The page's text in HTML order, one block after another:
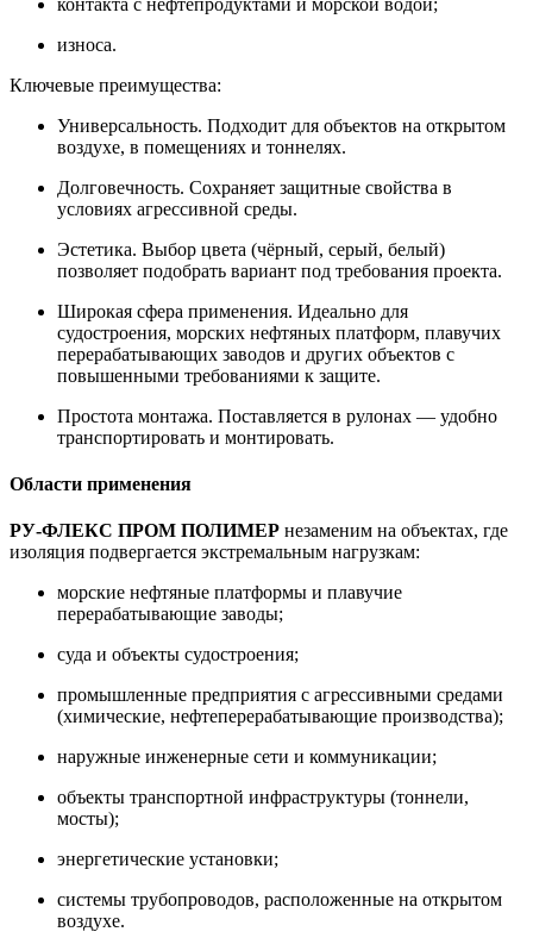
износа.
Ключевые преимущества:
Универсальность. Подходит для объектов на открытом
воздухе, в помещениях и тоннелях.
Долговечность. Сохраняет защитные свойства в
условиях агрессивной среды.
Эстетика. Выбор цвета (чёрный, серый, белый)
позволяет подобрать вариант под требования проекта.
Широкая сфера применения. Идеально для
судостроения, морских нефтяных платформ, плавучих
перерабатывающих заводов и других объектов с
повышенными требованиями к защите.
Простота монтажа. Поставляется в рулонах — удобно
транспортировать и монтировать.
Области применения
РУ‑ФЛЕКС ПРОМ ПОЛИМЕР незаменим на объектах, где
изоляция подвергается экстремальным нагрузкам:
морские нефтяные платформы и плавучие
перерабатывающие заводы;
суда и объекты судостроения;
промышленные предприятия с агрессивными средами
(химические, нефтеперерабатывающие производства);
наружные инженерные сети и коммуникации;
объекты транспортной инфраструктуры (тоннели,
мосты);
энергетические установки;
системы трубопроводов, расположенные на открытом
воздухе.